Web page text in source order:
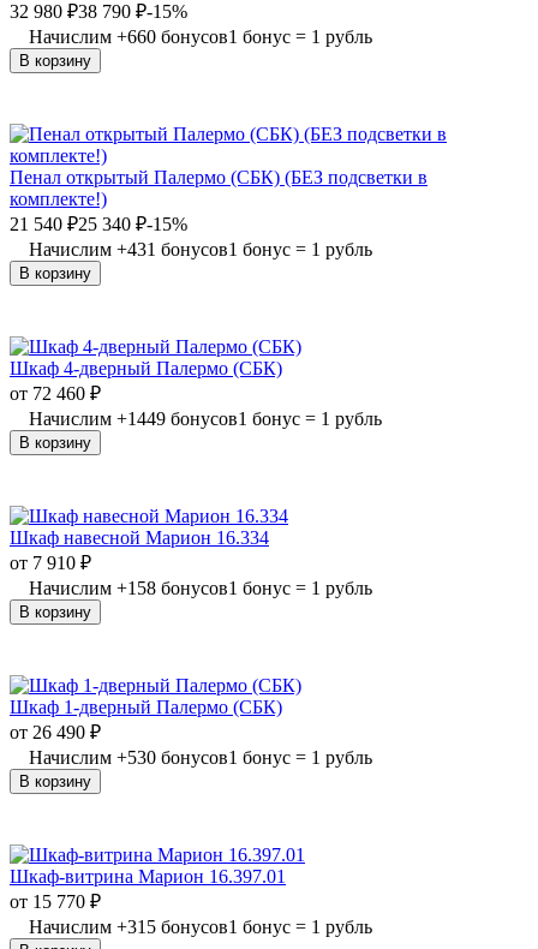
32 980 ₽38 790 ₽-15%
Начислим +660 бонусов1 бонус = 1 рубль
В корзину
Пенал открытый Палермо (СБК) (БЕЗ подсветки в
комплекте!)
21 540 ₽25 340 ₽-15%
Начислим +431 бонусов1 бонус = 1 рубль
В корзину
Шкаф 4-дверный Палермо (СБК)
от 72 460 ₽
Начислим +1449 бонусов1 бонус = 1 рубль
В корзину
Шкаф навесной Марион 16.334
от 7 910 ₽
Начислим +158 бонусов1 бонус = 1 рубль
В корзину
Шкаф 1-дверный Палермо (СБК)
от 26 490 ₽
Начислим +530 бонусов1 бонус = 1 рубль
В корзину
Шкаф-витрина Марион 16.397.01
от 15 770 ₽
Начислим +315 бонусов1 бонус = 1 рубль